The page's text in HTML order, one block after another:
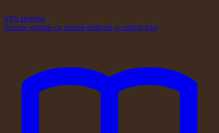
VPS Hosting
Servere virtuale cu resurse dedicate și control total